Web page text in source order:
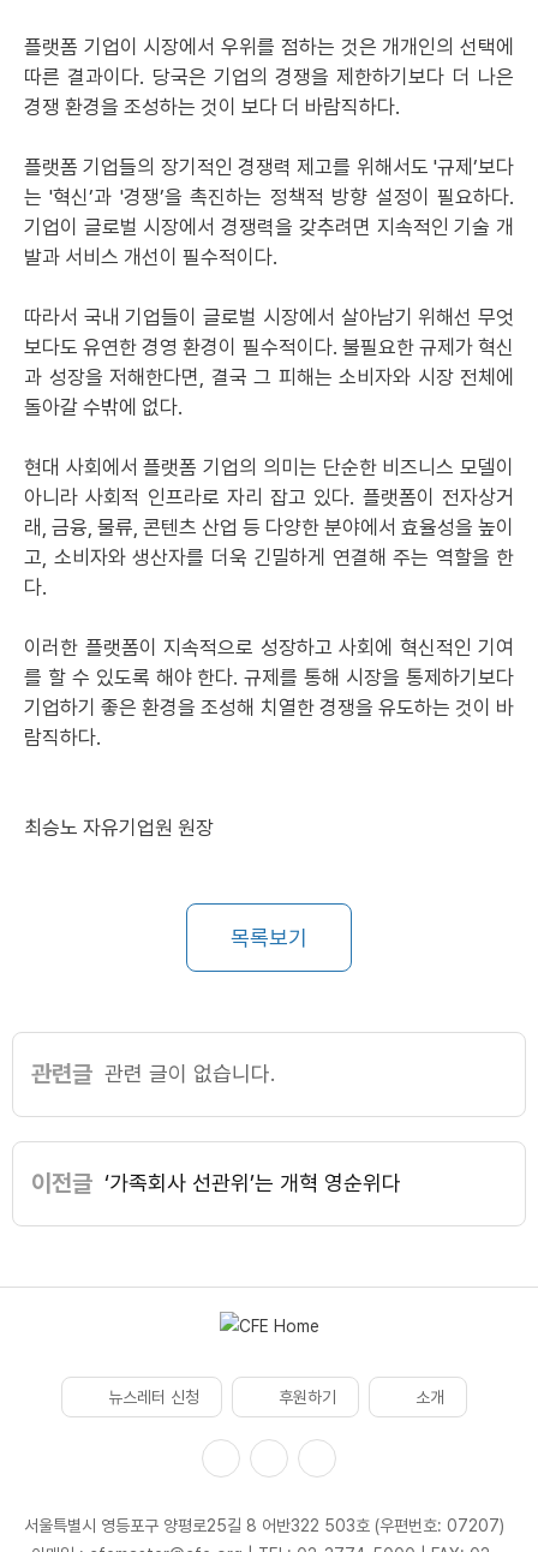
플랫폼 기업이 시장에서 우위를 점하는 것은 개개인의 선택에
따른 결과이다. 당국은 기업의 경쟁을 제한하기보다 더 나은
경쟁 환경을 조성하는 것이 보다 더 바람직하다.
플랫폼 기업들의 장기적인 경쟁력 제고를 위해서도 '규제’보다
는 '혁신’과 '경쟁’을 촉진하는 정책적 방향 설정이 필요하다.
기업이 글로벌 시장에서 경쟁력을 갖추려면 지속적인 기술 개
발과 서비스 개선이 필수적이다.
따라서 국내 기업들이 글로벌 시장에서 살아남기 위해선 무엇
보다도 유연한 경영 환경이 필수적이다. 불필요한 규제가 혁신
과 성장을 저해한다면, 결국 그 피해는 소비자와 시장 전체에
돌아갈 수밖에 없다.
현대 사회에서 플랫폼 기업의 의미는 단순한 비즈니스 모델이
아니라 사회적 인프라로 자리 잡고 있다. 플랫폼이 전자상거
래, 금융, 물류, 콘텐츠 산업 등 다양한 분야에서 효율성을 높이
고, 소비자와 생산자를 더욱 긴밀하게 연결해 주는 역할을 한
다.
이러한 플랫폼이 지속적으로 성장하고 사회에 혁신적인 기여
를 할 수 있도록 해야 한다. 규제를 통해 시장을 통제하기보다
기업하기 좋은 환경을 조성해 치열한 경쟁을 유도하는 것이 바
람직하다.
최승노 자유기업원 원장
목록보기
관련글 관련 글이 없습니다.
이전글 ‘가족회사 선관위’는 개혁 영순위다
뉴스레터 신청 후원하기 소개
서울특별시 영등포구 양평로25길 8 어반322 503호 (우편번호: 07207)